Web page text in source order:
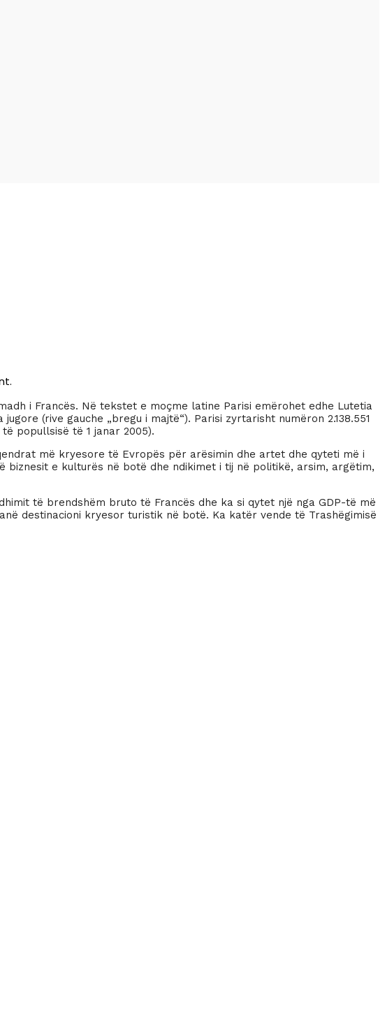
i Francës. Në tekstet e moçme latine Parisi emërohet edhe Lutetia
(rive gauche „bregu i majtë“). Parisi zyrtarisht numëron 2.138.551
popullsisë të 1 janar 2005).
më kryesore të Evropës për arësimin dhe artet dhe qyteti më i
e kulturës në botë dhe ndikimet i tij në politikë, arsim, argëtim,
të brendshëm bruto të Francës dhe ka si qytet një nga GDP-të më
destinacioni kryesor turistik në botë. Ka katër vende të Trashëgimisë